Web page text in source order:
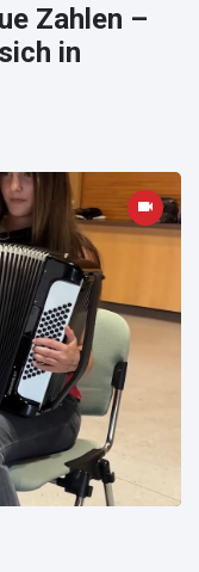
Zahlen –
in